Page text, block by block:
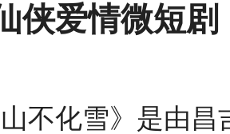
侠爱情微短
山不化雪》是由